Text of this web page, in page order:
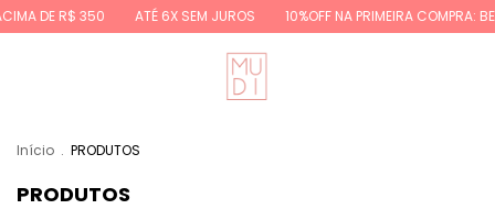
DE R$ 350 ATÉ 6X SEM JUROS 10%OFF NA PRIMEIRA COMPRA:
Início . PRODUTOS
PRODUTOS